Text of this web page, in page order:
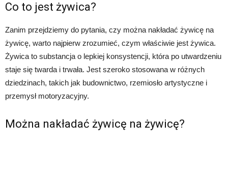
Co to jest żywica?
Zanim przejdziemy do pytania, czy można nakładać żywicę na
żywicę, warto najpierw zrozumieć, czym właściwie jest żywica.
Żywica to substancja o lepkiej konsystencji, która po utwardzeniu
staje się twarda i trwała. Jest szeroko stosowana w różnych
dziedzinach, takich jak budownictwo, rzemiosło artystyczne i
przemysł motoryzacyjny.
Można nakładać żywicę na żywicę?